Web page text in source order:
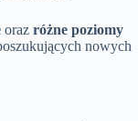
oraz różne poziomy
nowych